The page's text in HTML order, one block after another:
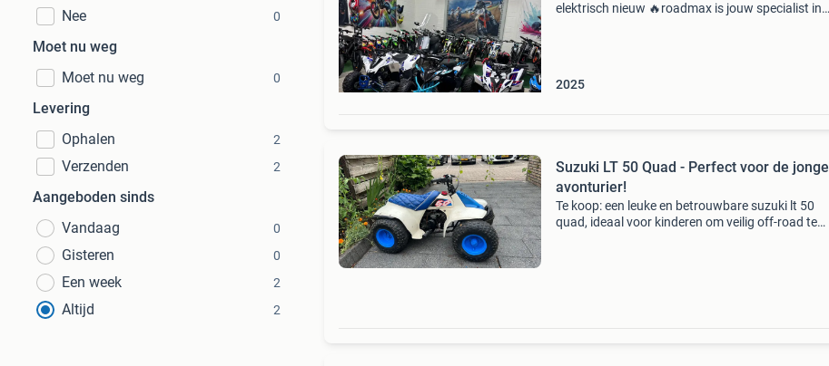
Nee 0
Moet nu weg
Moet nu weg
0
Levering
Ophalen
2
Verzenden 2
Aangeboden sinds
Vandaag
0
Gisteren 0
Een week 2
Altijd 2
elektrisch nieuw 🔥roadmax is jouw specialist in
2025
Suzuki LT 50 Quad - Perfect voor de jonge
avonturier!
Te koop: een leuke en betrouwbare suzuki lt 50
quad, ideaal voor kinderen om veilig off-road te